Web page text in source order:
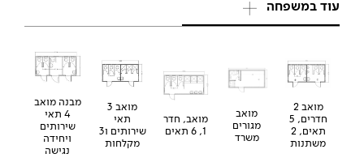
עוד במשפחה
מואב 2
חדרים, 5
תאים, 2
משתנות
מואב
מגורים
משרד
מואב, חדר
1, 6 תאים
מואב 3
תאי
שירותים ו3
מקלחות
מבנה מואב
4 תאי
שירותים
ויחידה
נגישה